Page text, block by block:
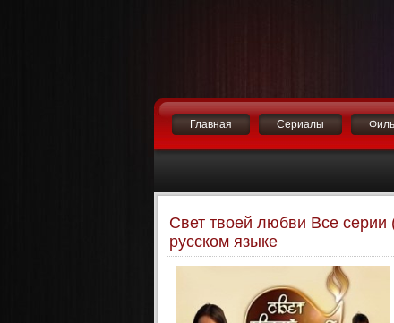
Главная Сериалы
Свет твоей любви Все серии
русском языке